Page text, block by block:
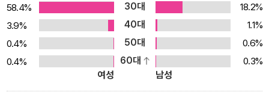
58.4%
30대
18.2%
3.9%
40대
1.1%
0.4%
50대
0.6%
0.4%
60대
0.3%
여성
남성